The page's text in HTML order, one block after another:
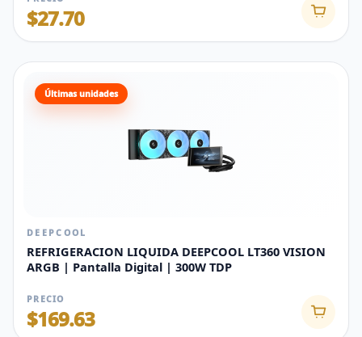
$27.70
Últimas unidades
DEEPCOOL
REFRIGERACION LIQUIDA DEEPCOOL LT360 VISION
ARGB | Pantalla Digital | 300W TDP
PRECIO
$169.63